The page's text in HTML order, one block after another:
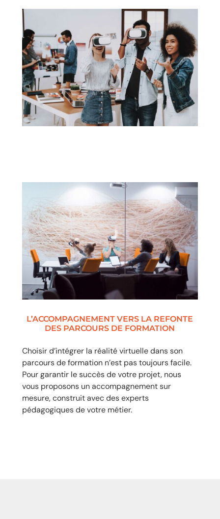
L’ACCOMPAGNEMENT VERS LA REFONTE
DES PARCOURS DE FORMATION
Choisir d’intégrer la réalité virtuelle dans son
parcours de formation n’est pas toujours facile.
Pour garantir le succès de votre projet, nous
vous proposons un accompagnement sur
mesure, construit avec des experts
pédagogiques de votre métier.